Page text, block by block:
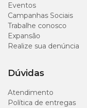
Eventos
Campanhas Sociais
Trabalhe conosco
Expansão
Realize sua denúncia
Dúvidas
Atendimento
Política de entregas